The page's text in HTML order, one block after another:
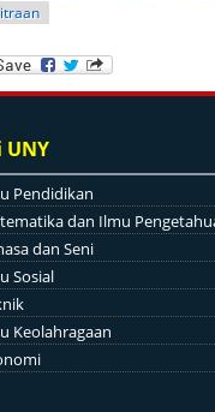
Pendidikan
dan Ilmu
dan Seni
Sosial
Keolahragaan